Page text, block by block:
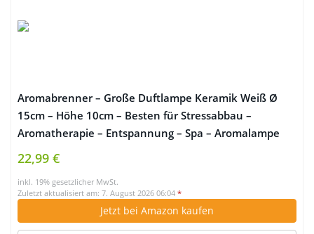
Aromabrenner – Große Duftlampe Keramik Weiß Ø
15cm – Höhe 10cm – Besten für Stressabbau –
Aromatherapie – Entspannung – Spa – Aromalampe
für Raumdüfte & Ätherische Öle – Duftlampe für
Raumerfrischung
22,99 €
inkl. 19% gesetzlicher MwSt.
Zuletzt aktualisiert am: 7. August 2026 06:04 *
Jetzt bei Amazon kaufen